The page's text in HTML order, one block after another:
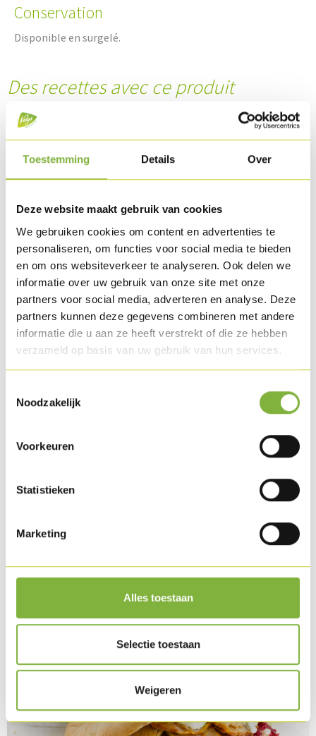
Toestemming Details Over
Deze website maakt gebruik van cookies
We gebruiken cookies om content en advertenties te
personaliseren, om functies voor social media te bieden
en om ons websiteverkeer te analyseren. Ook delen we
informatie over uw gebruik van onze site met onze
partners voor social media, adverteren en analyse. Deze
partners kunnen deze gegevens combineren met andere
informatie die u aan ze heeft verstrekt of die ze hebben
verzameld op basis van uw gebruik van hun services.
Noodzakelijk
Voorkeuren
Statistieken
Marketing
Alles toestaan
Selectie toestaan
Weigeren
Conservation
Disponible en surgelé.
Des recettes avec ce produit
Saté avec des lamelles de kebab de dinde, roulé à
l'ail et tomate cerise